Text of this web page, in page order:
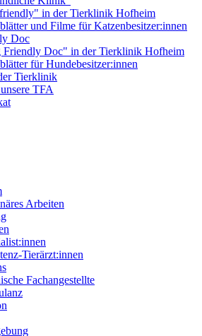
in der Tierklinik Hofheim
und Filme für Katzenbesitzer:innen
Doc
Friendly Doc" in der Tierklinik Hofheim
für Hundebesitzer:innen
Tierklinik
TFA
Arbeiten
Tierärzt:innen
Fachangestellte